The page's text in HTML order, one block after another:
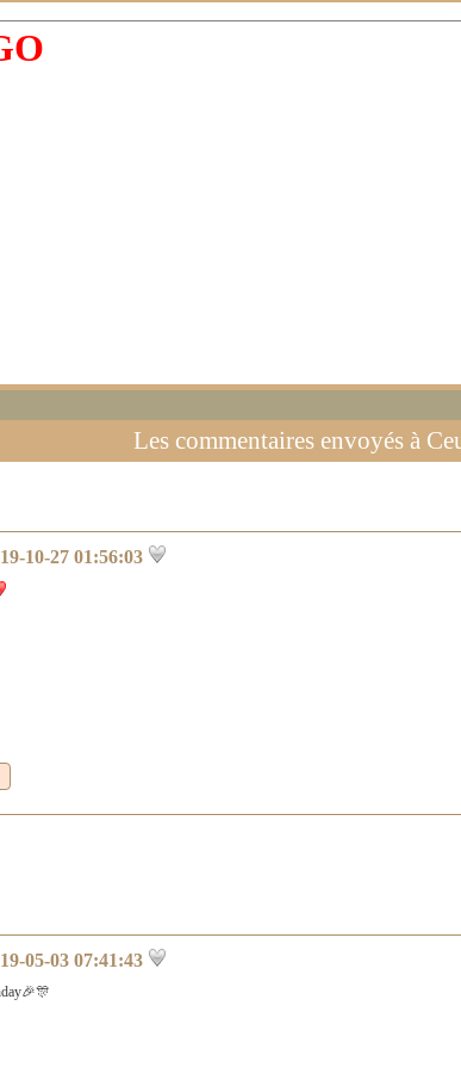
Les commentaires envoyés à
10-27 01:56:03
05-03 07:41:43